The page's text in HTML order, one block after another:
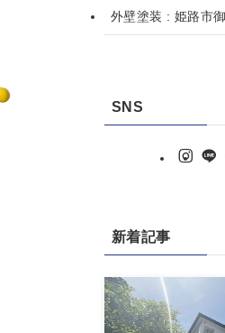
外壁塗装 : 姫路市
SNS
新着記事